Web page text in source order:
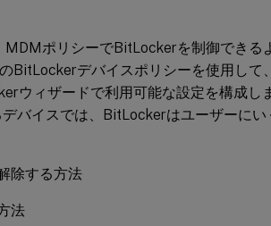
ポリシーでBitLockerを制御できる
BitLockerデバイスポリシーを使用して
ウィザードで利用可能な設定を構成し
バイスでは、BitLockerはユーザーにい
除する方法
法